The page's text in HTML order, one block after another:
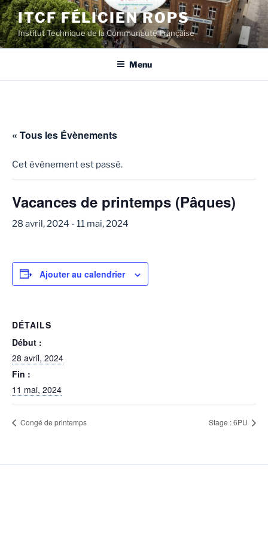
Aller
au
contenu
principal
ITCF FÉLICIEN ROPS
Institut Technique de la Communauté Française
Menu
« Tous les Évènements
Cet évènement est passé.
Vacances de printemps (Pâques)
28 avril, 2024 - 11 mai, 2024
Ajouter au calendrier
DÉTAILS
Début :
28 avril, 2024
Fin :
11 mai, 2024
Congé de printemps Stage : 6PU